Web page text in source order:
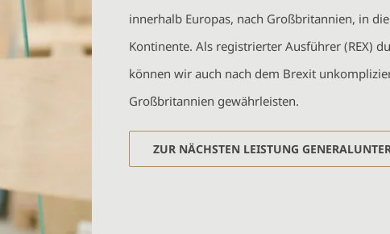
innerhalb Europas, nach Großbritannien, in
Kontinente. Als registrierter Ausführer (REX)
können wir auch nach dem Brexit
Großbritannien gewährleisten.
ZUR NÄCHSTEN LEISTUNG